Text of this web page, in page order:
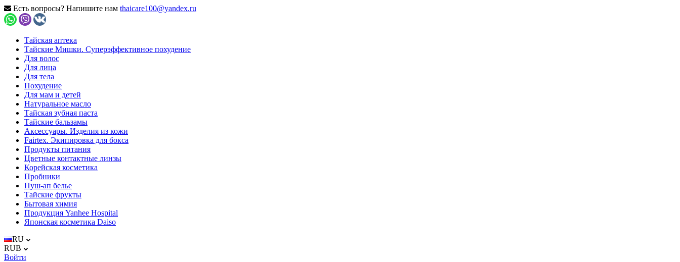
Есть вопросы? Напишите нам thaicare100@yandex.ru
Тайская аптека
Тайские Мишки. Суперэффективное похудение
Для волос
Для лица
Для тела
Похудение
Для мам и детей
Натуральное масло
Тайская зубная паста
Тайские бальзамы
Аксессуары. Изделия из кожи
Fairtex. Экипировка для бокса
Продукты питания
Цветные контактные линзы
Корейская косметика
Пробники
Пуш-ап белье
Тайские фрукты
Бытовая химия
Продукция Yanhee Hospital
Японская косметика Daiso
RU
RUB
Войти